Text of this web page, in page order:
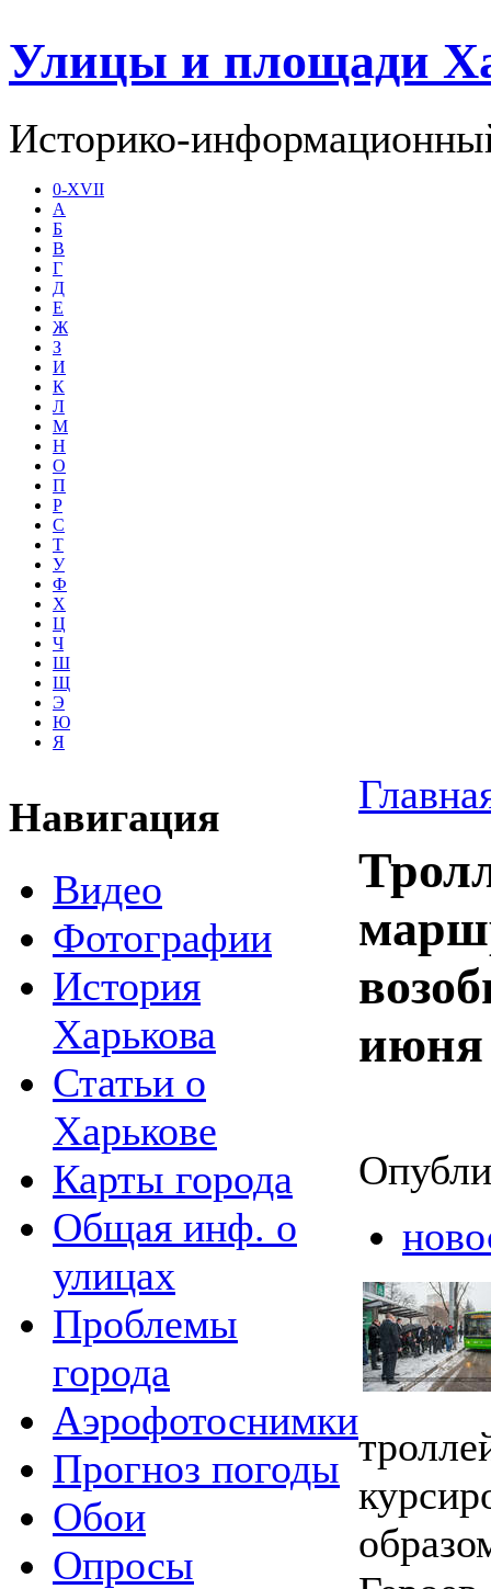
Улицы и площади
Историко-
0-XVII
А
Б
В
Г
Д
Е
Ж
З
И
К
Л
М
Н
О
П
Р
С
Т
У
Ф
Х
Ц
Ч
Ш
Щ
Э
Ю
Я
Навигация
Видео
Фотографии
История
Харькова
Статьи о
Харькове
Карты города
Общая инф. о
улицах
Проблемы
города
Аэрофотоснимки
Прогноз погоды
Обои
Опросы
июня